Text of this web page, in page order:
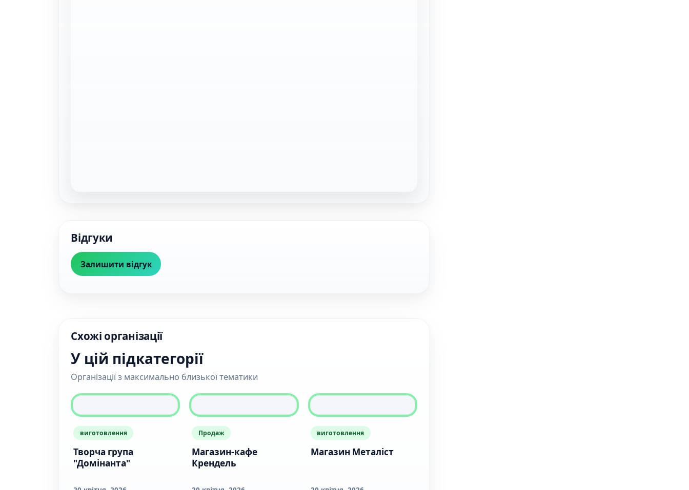
Відгуки
Залишити відгук
Схожі організації
У цій підкатегорії
Організації з максимально близької тематики
виготовлення
Творча група
"Домінанта"
Продаж
Магазин-кафе
Крендель
виготовлення
Магазин Металіст